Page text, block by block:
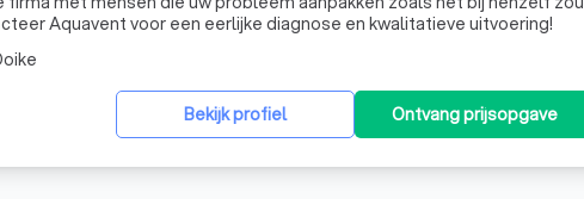
Aquavent voor een eerlijke diagnose en kwalitatieve uitvoering!
Bekijk profiel Ontvang prijsopgave